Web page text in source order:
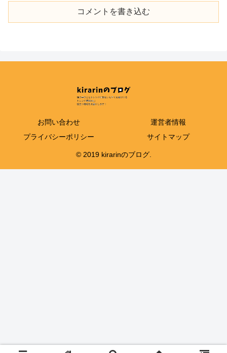
コメントを書き込む
お問い合わせ
運営者情報
プライバシーポリシー
サイトマップ
© 2019 kirarinのブログ.